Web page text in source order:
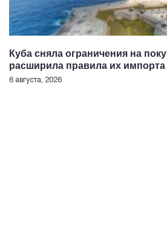
Куба сняла ограничения на
расширила правила их импорта
6 августа, 2026